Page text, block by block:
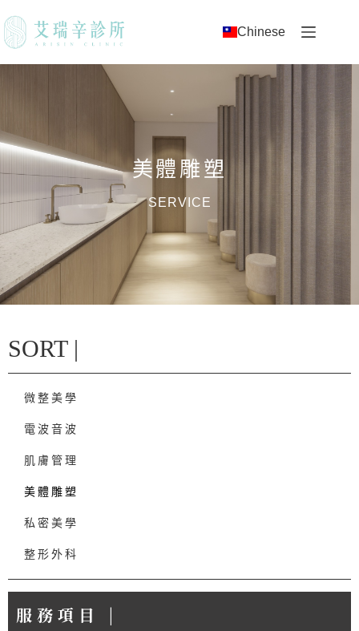
Chinese
美體雕塑
SERVICE
SORT |
微整美學
電波音波
肌膚管理
美體雕塑
私密美學
整形外科
服務項目 |